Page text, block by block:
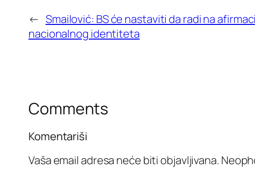
← Smailović: BS će nastaviti da radi na
nacionalnog identiteta
Comments
Komentariši
Vaša email adresa neće biti objavljivana.